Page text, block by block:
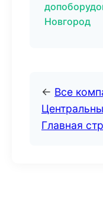
Новгород
← Все
Главная